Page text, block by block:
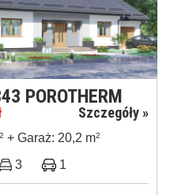
POROTHERM
Szczegóły »
2 + Garaż: 20,2 m2
3 1